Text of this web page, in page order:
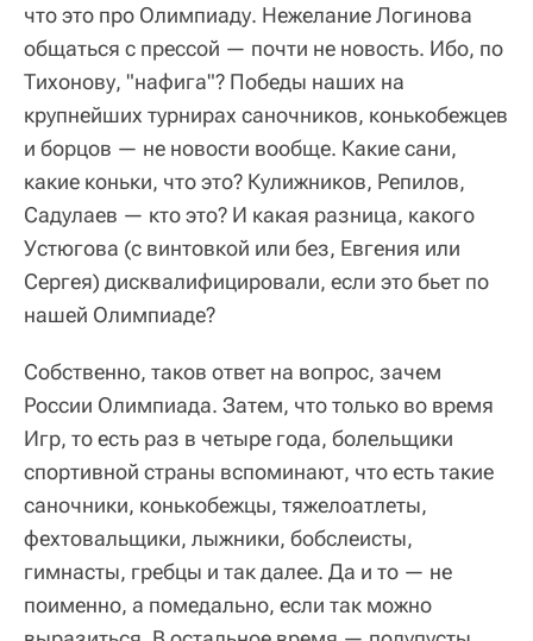
что это про Олимпиаду. Нежелание Логинова
общаться с прессой — почти не новость. Ибо, по
Тихонову, "нафига"? Победы наших на
крупнейших турнирах саночников, конькобежцев
и борцов — не новости вообще. Какие сани,
какие коньки, что это? Кулижников, Репилов,
Садулаев — кто это? И какая разница, какого
Устюгова (с винтовкой или без, Евгения или
Сергея) дисквалифицировали, если это бьет по
нашей Олимпиаде?
Собственно, таков ответ на вопрос, зачем
России Олимпиада. Затем, что только во время
Игр, то есть раз в четыре года, болельщики
спортивной страны вспоминают, что есть такие
саночники, конькобежцы, тяжелоатлеты,
фехтовальщики, лыжники, бобслеисты,
гимнасты, гребцы и так далее. Да и то — не
поименно, а помедально, если так можно